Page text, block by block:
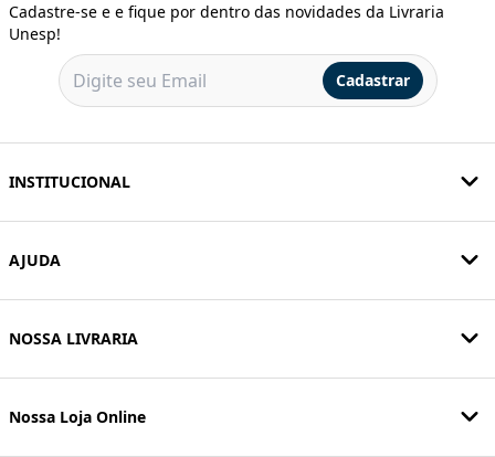
Cadastre-se e e fique por dentro das novidades da Livraria
Unesp!
Cadastrar
INSTITUCIONAL
AJUDA
NOSSA LIVRARIA
Nossa Loja Online